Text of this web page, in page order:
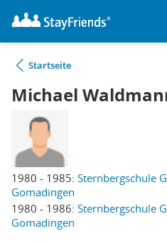
Startseite
Michael
1980 - 1985: Sternbergschule
Gomadingen
1980 - 1986: Sternbergschule
Gomadingen